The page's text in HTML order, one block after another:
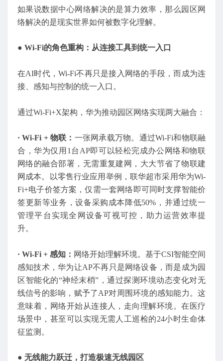
如果说数据中心网络解决的是算力效率，那么园区网
络解决的是现实世界如何被数字化理解。
● Wi-Fi的角色重构：从连接工具到统一入口
在AI时代，Wi-Fi不再只是接入网络的手段，而成为连
接、感知与控制的统一入口。
通过Wi-Fi+X架构，华为推动园区网络实现两大融合：
· Wi-Fi + 物联： 一张网承载万物。通过Wi-Fi和物联融
合，华为仅用1台AP即可以轻松完成办公网络和物联
网络的融合部署，无需重复建网，大大节省了物联建
网成本。以零售行业应用举例，联华超市采用华为Wi-
Fi+电子价签方案，仅需一套网络即可同时支撑智能价
签更新等业务，设备采购成本降低50%，并通过统一
管理平台实现全网设备可视可控，助力运营效率提
升。
· Wi-Fi + 感知： 网络开始理解环境。基于CSI智能空间
感知技术，华为让AP不再只是网络设备，而是成为园
区智能化的“神经末梢”，通过探测环境动态变化对无
线信号的影响，赋予了AP对周围环境的感知能力。这
意味着，网络开始从连接人，走向理解环境。在医疗
场景中，甚至可以实现无需人工巡检的24小时生命体
征监测。
● 无线能力跃迁，打造极速无线园区